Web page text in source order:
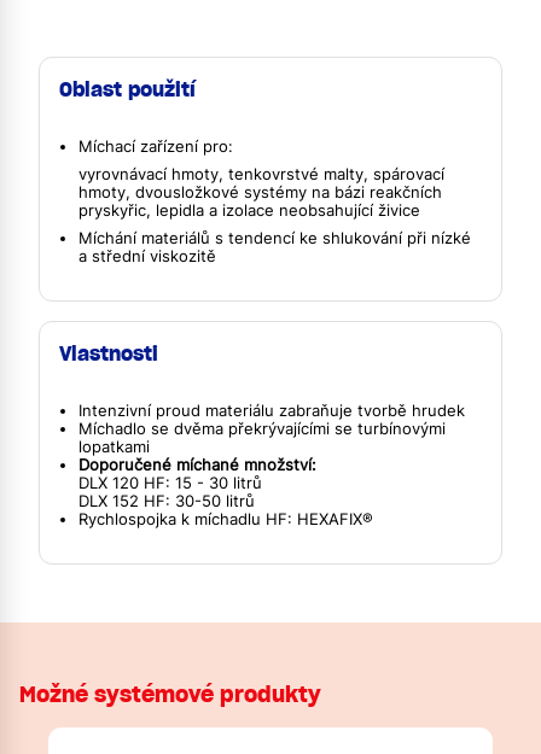
Oblast použití
Míchací zařízení pro:
vyrovnávací hmoty, tenkovrstvé malty, spárovací
hmoty, dvousložkové systémy na bázi reakčních
pryskyřic, lepidla a izolace neobsahující živice
Míchání materiálů s tendencí ke shlukování při nízké
a střední viskozitě
Vlastnosti
Intenzivní proud materiálu zabraňuje tvorbě hrudek
Míchadlo se dvěma překrývajícími se turbínovými
lopatkami
Doporučené míchané množství:
DLX 120 HF: 15 - 30 litrů
DLX 152 HF: 30-50 litrů
Rychlospojka k míchadlu HF: HEXAFIX®
Možné systémové produkty